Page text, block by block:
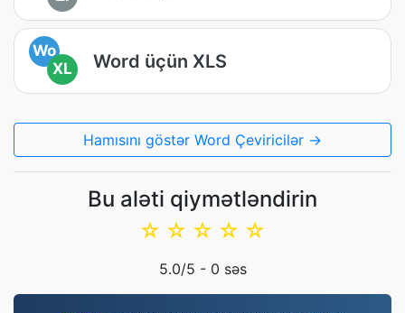
Wo
XL
Word üçün XLS
Hamısını göstər Word Çeviricilər →
Bu aləti qiymətləndirin
☆
☆
☆
☆
☆
5.0/5 - 0 səs